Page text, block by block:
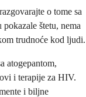
o tome sa
štetu, nema
trudnoće kod ljudi.
atogepantom,
i terapije za HIV.
i biljne